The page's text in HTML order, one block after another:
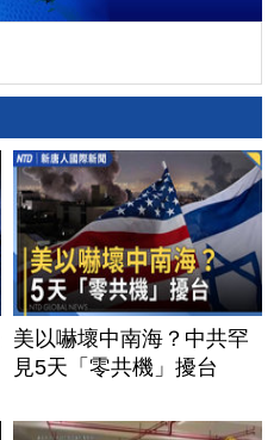
美以嚇壞中南海？中共罕
見5天「零共機」擾台